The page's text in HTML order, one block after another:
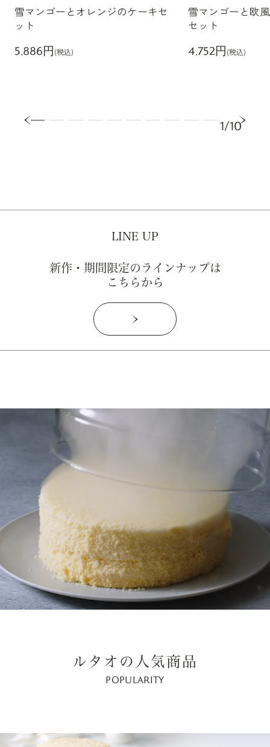
雪マンゴーとオレンジのケーキセ
ット
5,886円(税込)
雪マンゴーと欧
セット
4,752円(税込)
1/10
LINE UP
新作・期間限定のラインナップは
こちらから
ルタオの人気商品
POPULARITY